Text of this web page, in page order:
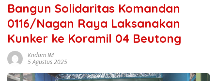
Bangun Solidaritas Komandan
0116/Nagan Raya Laksanakan
Kunker ke Koramil 04 Beutong
Kodam IM
5 Agustus 2025